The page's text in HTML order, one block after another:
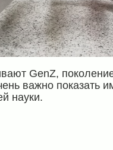
GenZ,
важно показать
науки.